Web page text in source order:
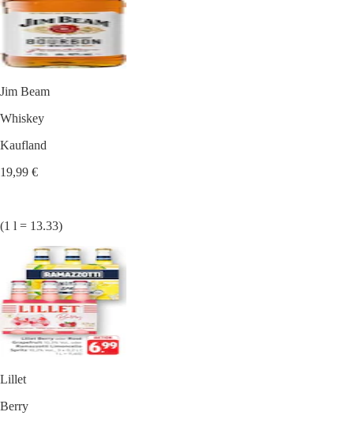
Jim Beam
Whiskey
Kaufland
19,99 €
(1 l = 13.33)
Lillet
Berry